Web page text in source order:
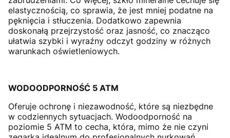
elastycznością, co sprawia, że jest mniej podatne na
pęknięcia i stłuczenia. Dodatkowo zapewnia
doskonałą przejrzystość oraz jasność, co znacząco
ułatwia szybki i wyraźny odczyt godziny w różnych
warunkach oświetleniowych.
WODOODPORNOŚĆ 5 ATM
Oferuje ochronę i niezawodność, które są niezbędne
w codziennych sytuacjach. Wodoodporność na
poziomie 5 ATM to cecha, która, mimo że nie czyni